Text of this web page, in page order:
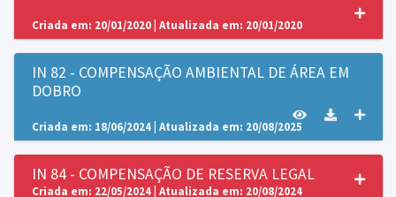
Criada em: 20/01/2020 | Atualizada em: 20/01/2020
IN 82 - COMPENSAÇÃO AMBIENTAL DE ÁREA EM
DOBRO
Criada em: 18/06/2024 | Atualizada em: 20/08/2025
IN 84 - COMPENSAÇÃO DE RESERVA LEGAL
Criada em: 22/05/2024 | Atualizada em: 20/08/2024